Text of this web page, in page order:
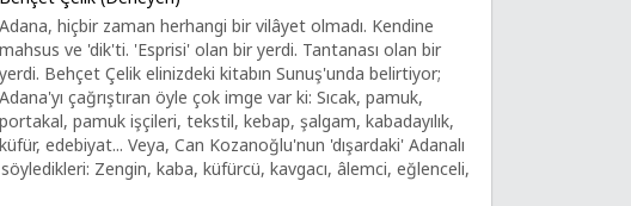
Adana, hiçbir zaman herhangi bir vilâyet olmadı. Kendine
mahsus ve 'dik'ti. 'Esprisi' olan bir yerdi. Tantanası olan bir
yerdi. Behçet Çelik elinizdeki kitabın Sunuş'unda belirtiyor;
Adana'yı çağrıştıran öyle çok imge var ki: Sıcak, pamuk,
portakal, pamuk işçileri, tekstil, kebap, şalgam, kabadayılık,
küfür, edebiyat... Veya, Can Kozanoğlu'nun 'dışardaki' Adanalı
Zengin, kaba, küfürcü, kavgacı, âlemci, eğlenceli,